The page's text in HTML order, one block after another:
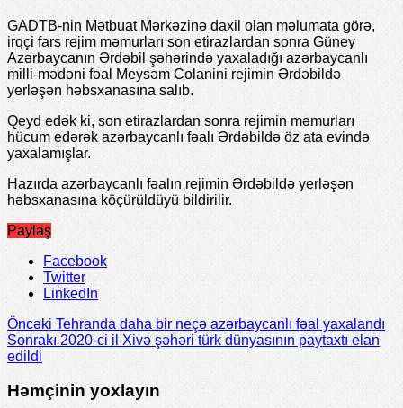
GADTB-nin Mətbuat Mərkəzinə daxil olan məlumata görə,
irqçi fars rejim məmurları son etirazlardan sonra Güney
Azərbaycanın Ərdəbil şəhərində yaxaladığı azərbaycanlı
milli-mədəni fəal Meysəm Colanini rejimin Ərdəbildə
yerləşən həbsxanasına salıb.
Qeyd edək ki, son etirazlardan sonra rejimin məmurları
hücum edərək azərbaycanlı fəalı Ərdəbildə öz ata evində
yaxalamışlar.
Hazırda azərbaycanlı fəalın rejimin Ərdəbildə yerləşən
həbsxanasına köçürüldüyü bildirilir.
Paylaş
Facebook
Twitter
LinkedIn
Öncəki Tehranda daha bir neçə azərbaycanlı fəal yaxalandı
Sonrakı2020-ci il Xivə şəhəri türk dünyasının paytaxtı elan
edildi
Həmçinin yoxlayın